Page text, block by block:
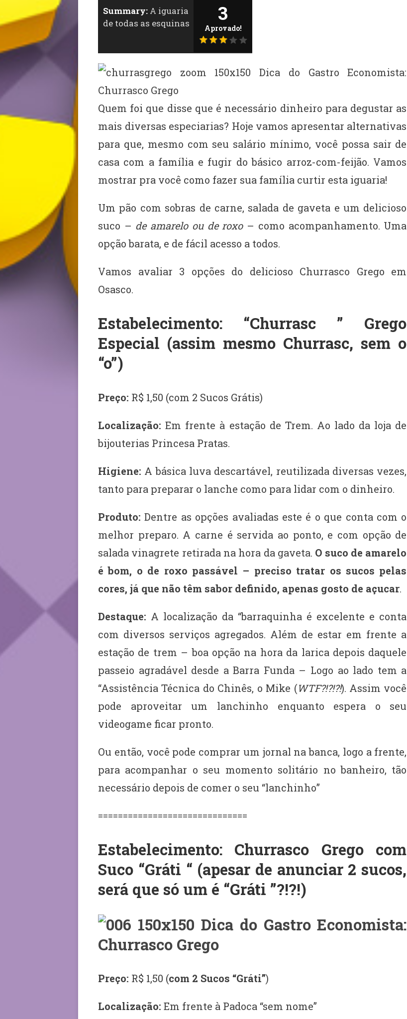
Summary: A iguaria
de todas as esquinas
3
Aprovado!
Quem foi que disse que é necessário dinheiro para degustar as
mais diversas especiarias? Hoje vamos apresentar alternativas
para que, mesmo com seu salário mínimo, você possa sair de
casa com a família e fugir do básico arroz-com-feijão. Vamos
mostrar pra você como fazer sua família curtir esta iguaria!
Um pão com sobras de carne, salada de gaveta e um delicioso
suco – de amarelo ou de roxo– como acompanhamento. Uma
opção barata, e de fácil acesso a todos.
Vamos avaliar 3 opções do delicioso Churrasco Grego em
Osasco.
Estabelecimento: “Churrasc ” Grego
Especial (assim mesmo Churrasc, sem o
“o”)
Preço: R$ 1,50 (com 2 Sucos Grátis)
Localização: Em frente à estação de Trem. Ao lado da loja de
bijouterias Princesa Pratas.
Higiene: A básica luva descartável, reutilizada diversas vezes,
tanto para preparar o lanche como para lidar com o dinheiro.
Produto: Dentre as opções avaliadas este é o que conta com o
melhor preparo. A carne é servida ao ponto, e com opção de
salada vinagrete retirada na hora da gaveta. O suco de amarelo
é bom, o de roxo passável – preciso tratar os sucos pelas
cores, já que não têm sabor definido, apenas gosto de açucar.
Destaque: A localização da “barraquinha é excelente e conta
com diversos serviços agregados. Além de estar em frente a
estação de trem – boa opção na hora da larica depois daquele
passeio agradável desde a Barra Funda – Logo ao lado tem a
“Assistência Técnica do Chinês, o Mike (WTF?!?!?!). Assim você
pode aproveitar um lanchinho enquanto espera o seu
videogame ficar pronto.
Ou então, você pode comprar um jornal na banca, logo a frente,
para acompanhar o seu momento solitário no banheiro, tão
necessário depois de comer o seu “lanchinho”
==============================
Estabelecimento: Churrasco Grego com
Suco “Gráti “ (apesar de anunciar 2 sucos,
será que só um é “Gráti ”?!?!)
Preço: R$ 1,50 (com 2 Sucos “Gráti”)
Localização: Em frente à Padoca “sem nome”